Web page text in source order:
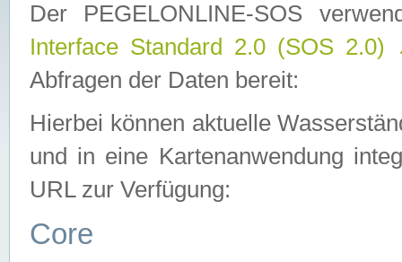
Der PEGELONLINE-SOS
Interface Standard 2.0 (SOS 2.0)
Abfragen der Daten bereit:
Hierbei können aktuelle
und in eine Kartenanwendung
URL zur Verfügung:
Core